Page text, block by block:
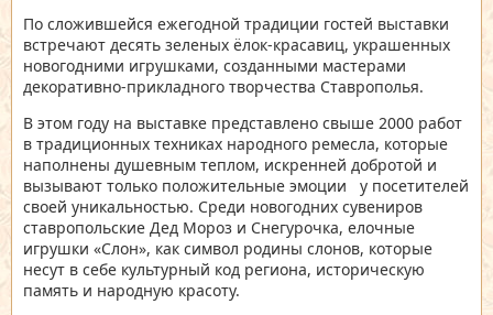
По сложившейся ежегодной традиции гостей выставки
встречают десять зеленых ёлок-красавиц, украшенных
новогодними игрушками, созданными мастерами
декоративно-прикладного творчества Ставрополья.
В этом году на выставке представлено свыше 2000 работ
в традиционных техниках народного ремесла, которые
наполнены душевным теплом, искренней добротой и
вызывают только положительные эмоции у посетителей
своей уникальностью. Среди новогодних сувениров
ставропольские Дед Мороз и Снегурочка, елочные
игрушки «Слон», как символ родины слонов, которые
несут в себе культурный код региона, историческую
память и народную красоту.